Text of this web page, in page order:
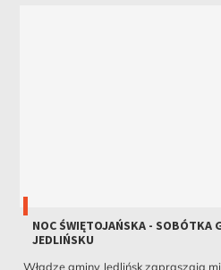
NOC ŚWIĘTOJAŃSKA - SOBÓTKA
JEDLIŃSKU
Władze gminy Jedlińsk zapraszają